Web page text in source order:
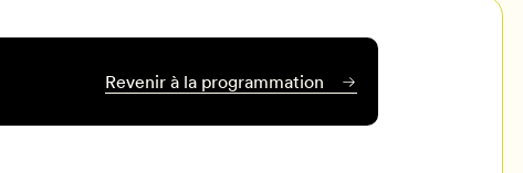
Revenir à la programmation